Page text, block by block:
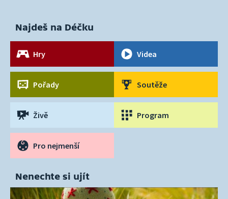
Najdeš na Déčku
Hry Videa
Pořady Soutěže
Živě Program
Pro nejmenší
Nenechte si ujít